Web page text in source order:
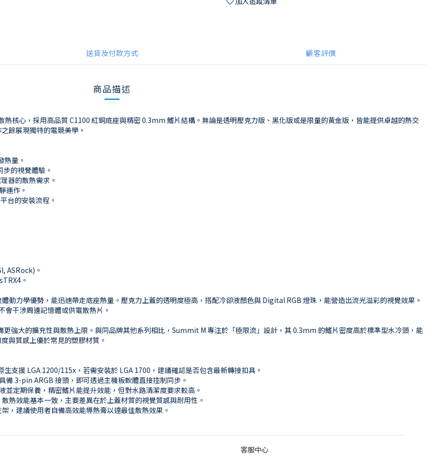
送貨及付款方式 顧客評價
商品描述
核心，採用高品質 C1100 紅銅底座與精密 0.3mm 鰭片結構。無論是透明壓克力版、黑化版或是限量的黃金版，皆能提供卓越的熱交
餘展現獨特的電競美學。
熱量。
的視覺體驗。
器的散熱需求。
運作。
台的安裝流程。
ASRock)。
。
動力學優勢，能迅速帶走底座熱量。壓克力上蓋的透明度極高，搭配冷卻液顏色與 Digital RGB 燈珠，能營造出流光溢彩的視覺效果。
干涉周邊記憶體或供電散熱片。
強大的擴充性與散熱上限。與同品牌其他系列相比，Summit M 專注於「極限流」設計，其 0.3mm 的鰭片密度高於標準型水冷頭，能
與質感上優於常見的塑膠材質。
支援 LGA 1200/115x，若需安裝於 LGA 1700，建議確認是否包含最新轉接扣具。
備 3-pin ARGB 接頭，即可透過主機板軟體直接控制同步。
定期保養，精密鰭片能提升效能，但對水路清潔度要求較高。
熱效能基本一致，主要差異在於上蓋材質的視覺質感與耐用性。
，建議使用者自備高效能導熱膏以達最佳散熱效果。
客服中心